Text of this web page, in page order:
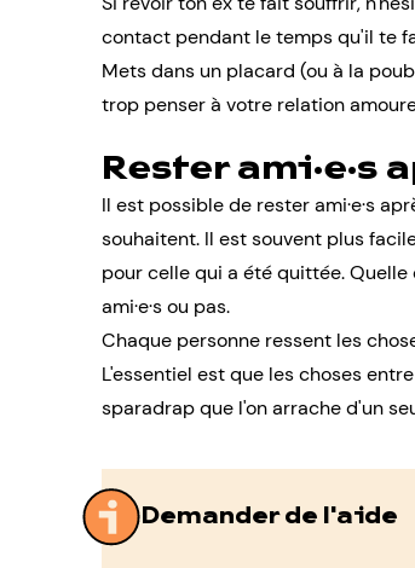
contact pendant le temps qu'il te
Mets dans un placard (ou à la
trop penser à votre relation
Rester ami·e·s
Il est possible de rester ami·e·s
souhaitent. Il est souvent plus
pour celle qui a été quittée.
ami·e·s ou pas.
Chaque personne ressent les
L'essentiel est que les choses
sparadrap que l'on arrache d'un
Demander de l'aide